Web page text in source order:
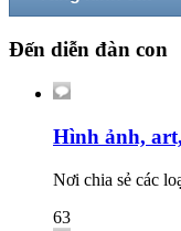
Đến diễn đàn con
Hình ảnh,
Nơi chia sẻ các
63